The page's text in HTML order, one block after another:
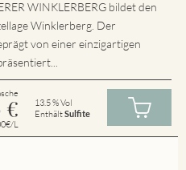
WINKLERBERG bildet den
Winklerberg. Der
von einer einzigartigen
€
L
13.5 % Vol
EnthältSulfite